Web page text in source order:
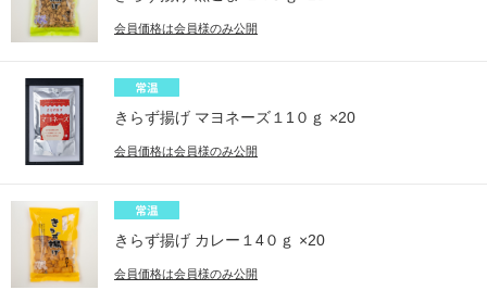
会員価格は会員様のみ公開
きらず揚げ マヨネーズ１1０ｇ ×20
会員価格は会員様のみ公開
きらず揚げ カレー１4０ｇ ×20
会員価格は会員様のみ公開